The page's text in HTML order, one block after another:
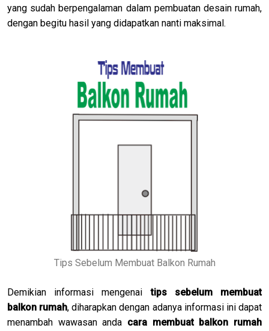
yang sudah berpengalaman dalam pembuatan desain rumah,
dengan begitu hasil yang didapatkan nanti maksimal.
Tips Sebelum Membuat Balkon Rumah
Demikian informasi mengenaitips sebelum membuat
balkon rumah, diharapkan dengan adanya informasi ini dapat
menambah wawasan anda cara membuat balkon rumah